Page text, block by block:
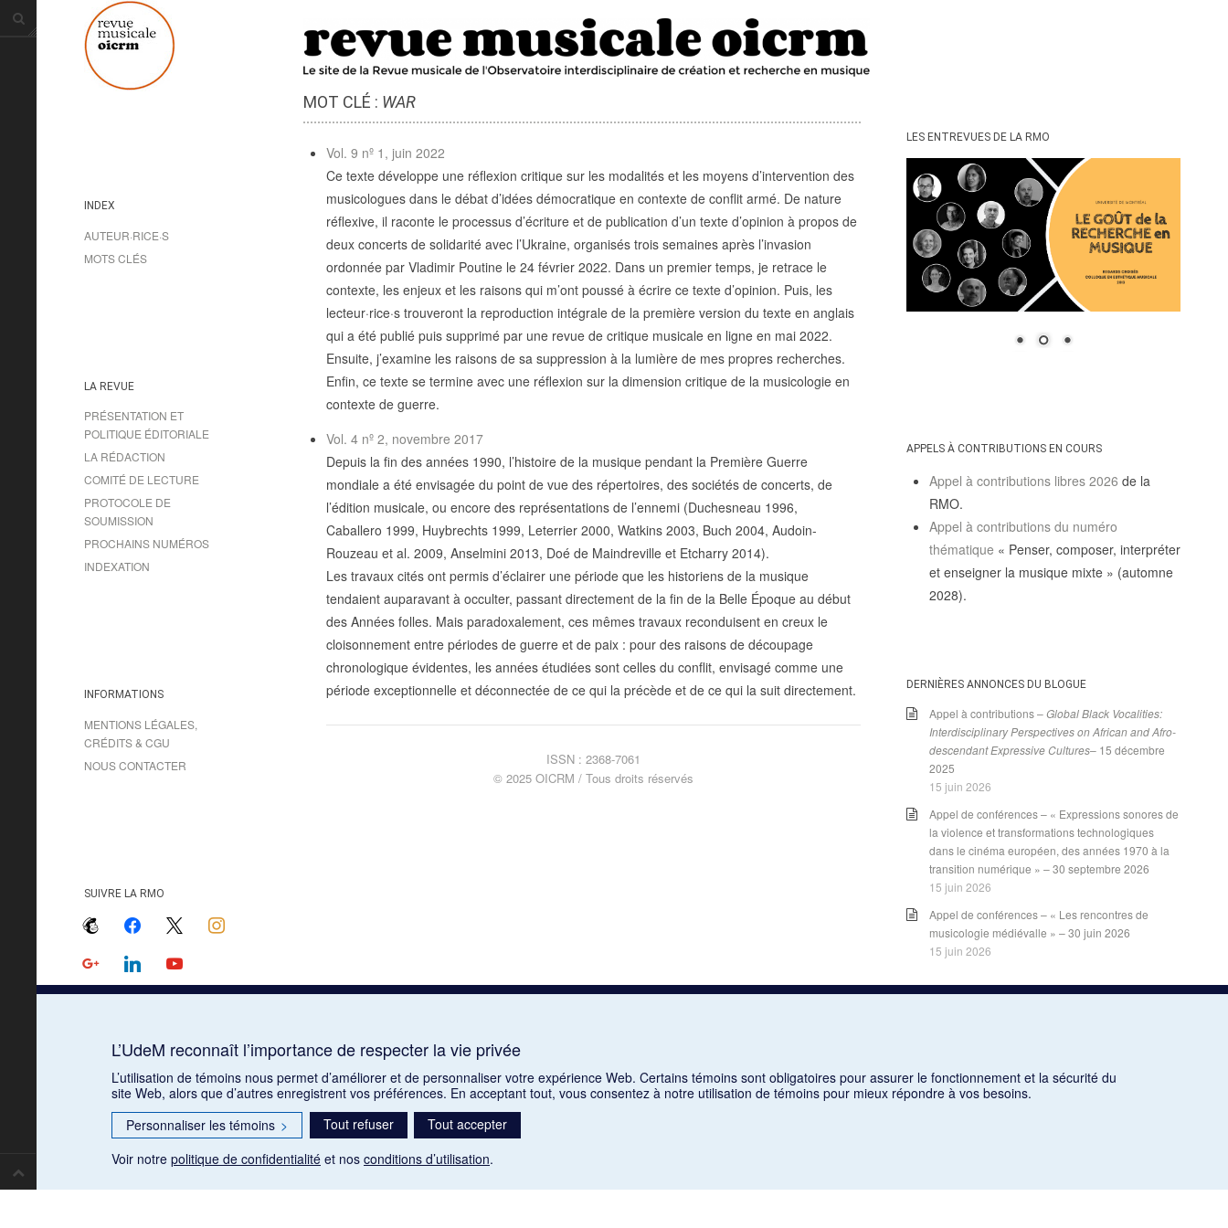
INDEX
AUTEUR·RICE·S
MOTS CLÉS
LA REVUE
PRÉSENTATION ET
POLITIQUE ÉDITORIALE
LA RÉDACTION
COMITÉ DE LECTURE
PROTOCOLE DE
SOUMISSION
PROCHAINS NUMÉROS
INDEXATION
INFORMATIONS
MENTIONS LÉGALES,
CRÉDITS & CGU
NOUS CONTACTER
SUIVRE LA RMO
mailchimpfacebook instagram
google linkedin youtube
MOT CLÉ : WAR
Vol. 9 nº 1, juin 2022
Ce texte développe une réflexion critique sur les modalités et les moyens d’intervention des
musicologues dans le débat d’idées démocratique en contexte de conflit armé. De nature
réflexive, il raconte le processus d’écriture et de publication d’un texte d’opinion à propos de
deux concerts de solidarité avec l’Ukraine, organisés trois semaines après l’invasion
ordonnée par Vladimir Poutine le 24 février 2022. Dans un premier temps, je retrace le
contexte, les enjeux et les raisons qui m’ont poussé à écrire ce texte d’opinion. Puis, les
lecteur·rice·s trouveront la reproduction intégrale de la première version du texte en anglais
qui a été publié puis supprimé par une revue de critique musicale en ligne en mai 2022.
Ensuite, j’examine les raisons de sa suppression à la lumière de mes propres recherches.
Enfin, ce texte se termine avec une réflexion sur la dimension critique de la musicologie en
contexte de guerre.
Vol. 4 nº 2, novembre 2017
Depuis la fin des années 1990, l’histoire de la musique pendant la Première Guerre
mondiale a été envisagée du point de vue des répertoires, des sociétés de concerts, de
l’édition musicale, ou encore des représentations de l’ennemi (Duchesneau 1996,
Caballero 1999, Huybrechts 1999, Leterrier 2000, Watkins 2003, Buch 2004, Audoin-
Rouzeau et al. 2009, Anselmini 2013, Doé de Maindreville et Etcharry 2014).
Les travaux cités ont permis d’éclairer une période que les historiens de la musique
tendaient auparavant à occulter, passant directement de la fin de la Belle Époque au début
des Années folles. Mais paradoxalement, ces mêmes travaux reconduisent en creux le
cloisonnement entre périodes de guerre et de paix : pour des raisons de découpage
chronologique évidentes, les années étudiées sont celles du conflit, envisagé comme une
période exceptionnelle et déconnectée de ce qui la précède et de ce qui la suit directement.
ISSN : 2368-7061
© 2025 OICRM / Tous droits réservés
LES ENTREVUES DE LA RMO
APPELS À CONTRIBUTIONS EN COURS
Appel à contributions libres 2026 de la
RMO.
Appel à contributions du numéro
thématique « Penser, composer, interpréter
et enseigner la musique mixte » (automne
2028).
DERNIÈRES ANNONCES DU BLOGUE
Appel à contributions –Global Black Vocalities:
Interdisciplinary Perspectives on African and Afro-
descendant Expressive Cultures– 15 décembre
2025
15 juin 2026
Appel de conférences – « Expressions sonores de
la violence et transformations technologiques
dans le cinéma européen, des années 1970 à la
transition numérique » – 30 septembre 2026
15 juin 2026
Appel de conférences – « Les rencontres de
musicologie médiévalle » – 30 juin 2026
15 juin 2026
INFOLETTRE – ARCHIVES
L’UdeM reconnaît l’importance de respecter la vie privée
L’utilisation de témoins nous permet d’améliorer et de personnaliser votre expérience Web. Certains témoins sont obligatoires pour assurer le fonctionnement et la sécurité du
site Web, alors que d’autres enregistrent vos préférences. En acceptant tout, vous consentez à notre utilisation de témoins pour mieux répondre à vos besoins.
Personnaliser les témoins > Tout refuser
Tout accepter
Voir notre politique de confidentialité et nos conditions d’utilisation.